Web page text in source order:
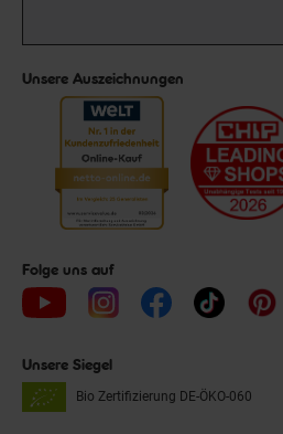
Unsere Auszeichnungen
Folge uns auf
Unsere Siegel
Bio Zertifizierung DE-ÖKO-060